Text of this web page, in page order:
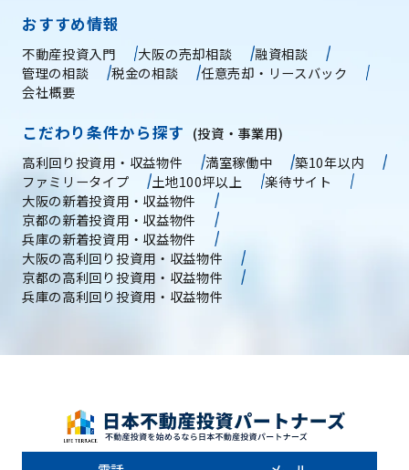
おすすめ情報
不動産投資入門 大阪の売却相談
融資相談
管理の相談
税金の相談
任意売却・リースバック
会社概要
こだわり条件から探す (投資・事業用)
高利回り投資用・収益物件
満室稼働中
築10年以内
ファミリータイプ
土地100坪以上
楽待サイト
大阪の新着投資用・収益物件
京都の新着投資用・収益物件
兵庫の新着投資用・収益物件
大阪の高利回り投資用・収益物件
京都の高利回り投資用・収益物件
兵庫の高利回り投資用・収益物件